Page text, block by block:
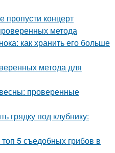
пропусти концерт
метода
как хранить его больше
метода для
проверенные
грядку под клубнику:
5 съедобных грибов в